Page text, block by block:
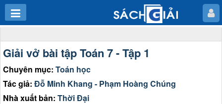
Giải vở bài tập Toán 7 - Tập 1
Chuyên mục: Toán học
Tác giả: Đỗ Minh Khang - Phạm Hoàng Chúng
Nhà xuất bản: Thời Đại